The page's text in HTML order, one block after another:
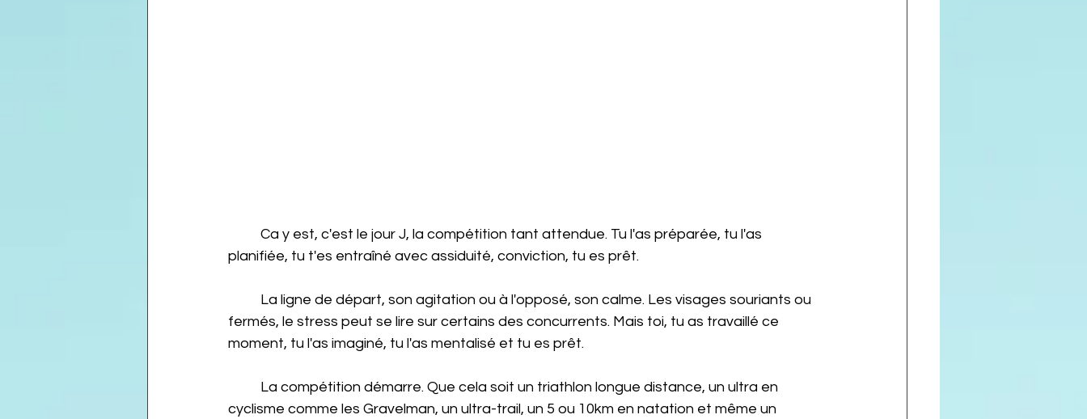
planifiée, tu t'es entraîné avec assiduité, conviction, tu es prêt.
fermés, le stress peut se lire sur certains des concurrents. Mais toi, tu as travaillé ce
moment, tu l'as imaginé, tu l'as mentalisé et tu es prêt.
cyclisme comme les Gravelman, un ultra-trail, un 5 ou 10km en natation et même un